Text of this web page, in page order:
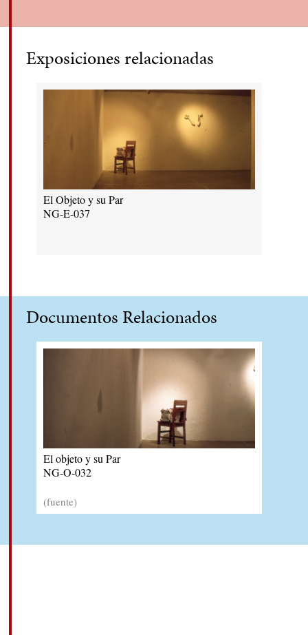
Exposiciones relacionadas
El Objeto y su Par
NG-E-037
Documentos Relacionados
El objeto y su Par
NG-O-032
(fuente)